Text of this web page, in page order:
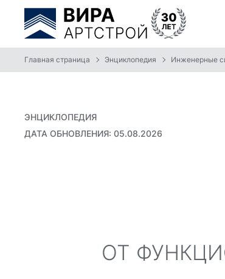
Главная страница Энциклопедия Инженерные
ЭНЦИКЛОПЕДИЯ
ДАТА ОБНОВЛЕНИЯ: 05.08.2026
ОТ